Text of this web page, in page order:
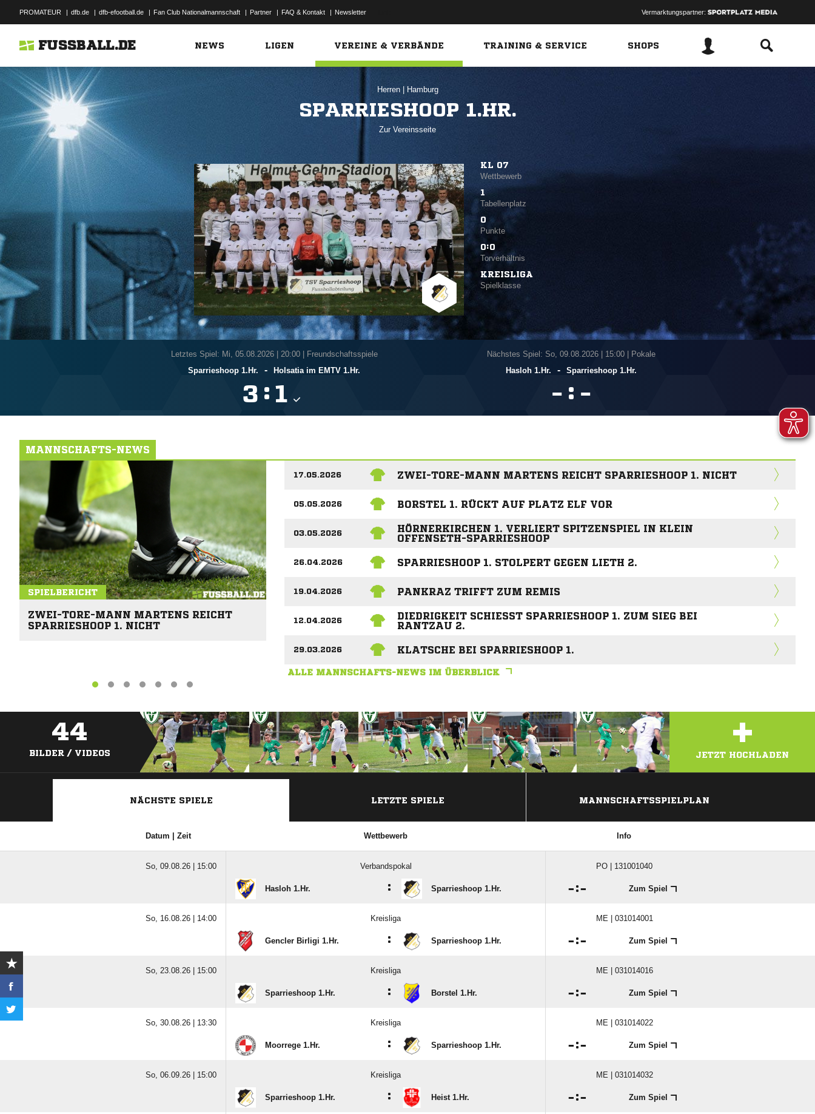
PROMATEUR | dfb.de | dfb-efootball.de | Fan Club Nationalmannschaft | Partner | FAQ & Kontakt | Newsletter Vermarktungspartner:
FUSSBALL.DE NEWS LIGEN VEREINE & VERBÄNDE TRAINING & SERVICE SHOPS
Herren Hamburg
SPARRIESHOOP 1.HR.
Zur Vereinsseite
KL 07
Wettbewerb
1
Tabellenplatz
0
Punkte
0:0
Torverhältnis
KREISLIGA
Spielklasse
Letztes Spiel: Mi, 05.08.2026| 20:00 | Freundschaftsspiele
Sparrieshoop 1.Hr.
- Holsatia im EMTV 1.Hr.
 : 
Nächstes Spiel: So, 09.08.2026
15:00 | Pokale
Hasloh 1.Hr.
- Sparrieshoop 1.Hr.
 : 
MANNSCHAFTS-NEWS
SPIELBERICHT
ZWEI-TORE-MANN MARTENS REICHT
SPARRIESHOOP 1. NICHT
17.05.2026 ZWEI-TORE-MANN MARTENS REICHT SPARRIESHOOP 1. NICHT
05.05.2026 BORSTEL 1. RÜCKT AUF PLATZ ELF VOR
03.05.2026
HÖRNERKIRCHEN 1. VERLIERT SPITZENSPIEL IN KLEIN
OFFENSETH-SPARRIESHOOP
26.04.2026 SPARRIESHOOP 1. STOLPERT GEGEN LIETH 2.
19.04.2026 PANKRAZ TRIFFT ZUM REMIS
12.04.2026
DIEDRIGKEIT SCHIESST SPARRIESHOOP 1. ZUM SIEG BEI R
ANTZAU 2.
29.03.2026 KLATSCHE BEI SPARRIESHOOP 1.
ALLE MANNSCHAFTS-NEWS IM ÜBERBLICK
44
BILDER / VIDEOS +
JETZT HOCHLADEN
NÄCHSTE SPIELE LETZTE SPIELE MANNSCHAFTSSPIELPLAN
Datum | Zeit Wettbewerb Info
So, 09.08.26 | 15:00 Verbandspokal PO | 131001040
Hasloh 1.Hr. : Sparrieshoop 1.Hr. : Zum Spiel
So, 16.08.26 | 14:00 Kreisliga ME | 031014001
Gencler Birligi 1.Hr. : Sparrieshoop 1.Hr. : Zum Spiel
So, 23.08.26 | 15:00 Kreisliga ME | 031014016
Sparrieshoop 1.Hr. : Borstel 1.Hr. : Zum Spiel
So, 30.08.26 | 13:30 Kreisliga ME | 031014022
Moorrege 1.Hr. : Sparrieshoop 1.Hr. : Zum Spiel
So, 06.09.26 | 15:00 Kreisliga ME | 031014032
Sparrieshoop 1.Hr. : Heist 1.Hr. : Zum Spiel